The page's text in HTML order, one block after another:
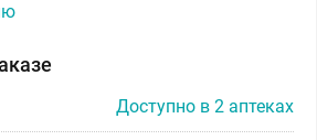
Доступно в 2 аптеках